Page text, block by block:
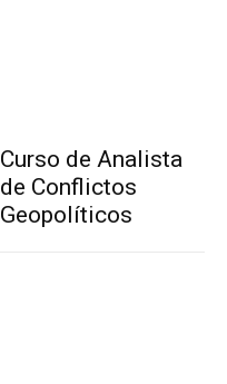
Curso de Analista
de Conflictos
Geopolíticos